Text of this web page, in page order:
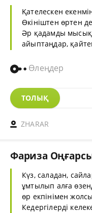
Қателескен
Өкініштен өртен
Әр қадамды
айыптаңдар,
Өлеңдер
ТОЛЫҚ
ZHARAR
Фариза
Күз, саладан,
ұмтылып алға
өр екпінімен
Кедергілерді